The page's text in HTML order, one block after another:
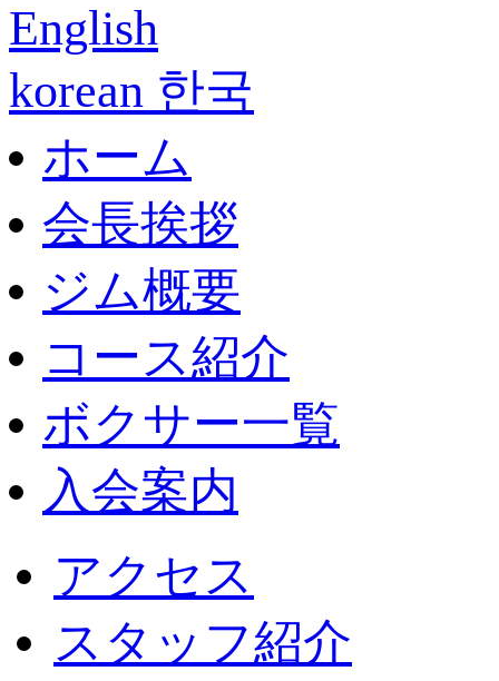
English
korean 한국
ホーム
会長挨拶
ジム概要
コース紹介
ボクサー一覧
入会案内
アクセス
スタッフ紹介